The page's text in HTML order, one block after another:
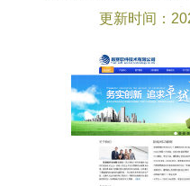
管理的无
更新时间：